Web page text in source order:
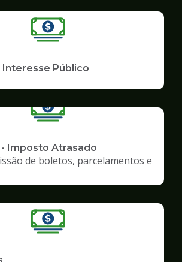
Público
Imposto Atrasado
de boletos, parcelamentos e